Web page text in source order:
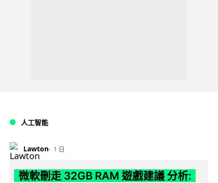
人工智能
Lawton 1 日
微軟刪走 32GB RAM 遊戲建議 分析: